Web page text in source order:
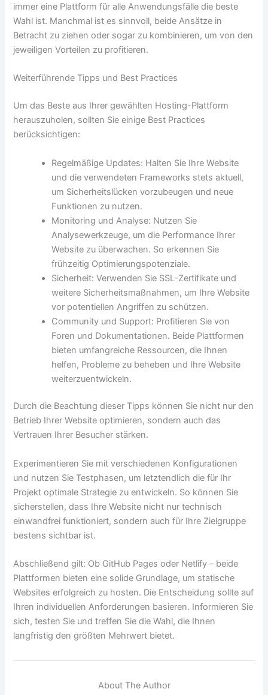
immer eine Plattform für alle Anwendungsfälle die beste
Wahl ist. Manchmal ist es sinnvoll, beide Ansätze in
Betracht zu ziehen oder sogar zu kombinieren, um von den
jeweiligen Vorteilen zu profitieren.
Weiterführende Tipps und Best Practices
Um das Beste aus Ihrer gewählten Hosting-Plattform
herauszuholen, sollten Sie einige Best Practices
berücksichtigen:
Regelmäßige Updates: Halten Sie Ihre Website
und die verwendeten Frameworks stets aktuell,
um Sicherheitslücken vorzubeugen und neue
Funktionen zu nutzen.
Monitoring und Analyse: Nutzen Sie
Analysewerkzeuge, um die Performance Ihrer
Website zu überwachen. So erkennen Sie
frühzeitig Optimierungspotenziale.
Sicherheit: Verwenden Sie SSL-Zertifikate und
weitere Sicherheitsmaßnahmen, um Ihre Website
vor potentiellen Angriffen zu schützen.
Community und Support: Profitieren Sie von
Foren und Dokumentationen. Beide Plattformen
bieten umfangreiche Ressourcen, die Ihnen
helfen, Probleme zu beheben und Ihre Website
weiterzuentwickeln.
Durch die Beachtung dieser Tipps können Sie nicht nur den
Betrieb Ihrer Website optimieren, sondern auch das
Vertrauen Ihrer Besucher stärken.
Experimentieren Sie mit verschiedenen Konfigurationen
und nutzen Sie Testphasen, um letztendlich die für Ihr
Projekt optimale Strategie zu entwickeln. So können Sie
sicherstellen, dass Ihre Website nicht nur technisch
einwandfrei funktioniert, sondern auch für Ihre Zielgruppe
bestens sichtbar ist.
Abschließend gilt: Ob GitHub Pages oder Netlify – beide
Plattformen bieten eine solide Grundlage, um statische
Websites erfolgreich zu hosten. Die Entscheidung sollte auf
Ihren individuellen Anforderungen basieren. Informieren Sie
sich, testen Sie und treffen Sie die Wahl, die Ihnen
langfristig den größten Mehrwert bietet.
About The Author